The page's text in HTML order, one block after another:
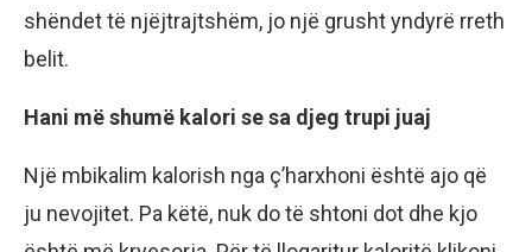
shëndet të njëjtrajtshëm, jo një grusht yndyrë rreth
belit.
Hani më shumë kalori se sa djeg trupi juaj
Një mbikalim kalorish nga ç’harxhoni është ajo që
ju nevojitet. Pa këtë, nuk do të shtoni dot dhe kjo